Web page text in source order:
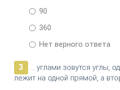
90
360
Нет верного ответа
3
… углами зовутся углы,
лежит на одной прямой, а